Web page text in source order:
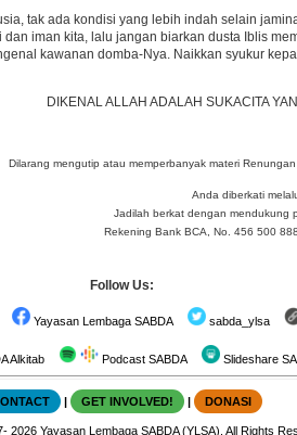
tak ada kondisi yang lebih indah selain
iman kita, lalu jangan biarkan dusta Iblis
kawanan domba-Nya. Naikkan syukur
DIKENAL ALLAH ADALAH SUKACITA
Dilarang mengutip atau memperbanyak materi
Anda diberkati
Jadilah berkat dengan mendukung
Rekening Bank BCA, No. 456 500
Follow Us:
Yayasan Lembaga SABDA sabda_ylsa
Alkitab Podcast SABDA Slideshare
| GET INVOLVED! | DONASI
2026 Yayasan Lembaga SABDA (YLSA). All Rights